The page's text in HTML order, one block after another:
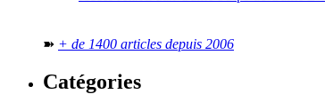
➽ + de 1400 articles depuis 2006
Catégories